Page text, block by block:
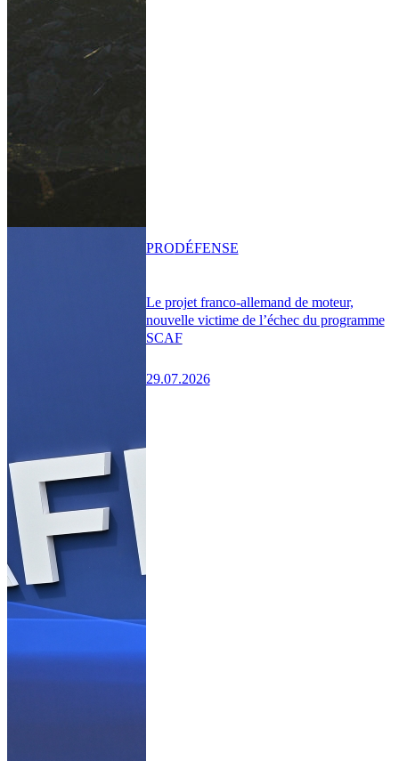
Le projet franco-allemand de moteur,
nouvelle victime de l’échec du programme
SCAF
29.07.2026
PRODÉFENSE